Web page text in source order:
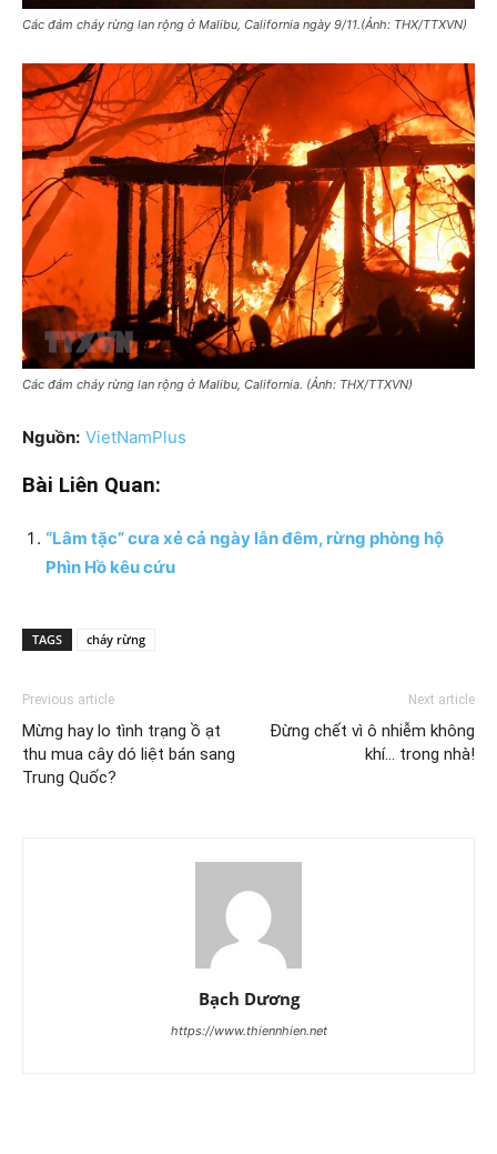
Các đám cháy rừng lan rộng ở Malibu, California ngày 9/11.(Ảnh: THX/TTXVN)
Các đám cháy rừng lan rộng ở Malibu, California. (Ảnh: THX/TTXVN)
Nguồn: VietNamPlus
Bài Liên Quan:
“Lâm tặc” cưa xẻ cả ngày lẫn đêm, rừng phòng hộ
Phìn Hồ kêu cứu
TAGS cháy rừng
Previous article
Mừng hay lo tình trạng ồ ạt
thu mua cây dó liệt bán sang
Trung Quốc?
Next article
Đừng chết vì ô nhiễm không
khí… trong nhà!
Bạch Dương
https://www.thiennhien.net